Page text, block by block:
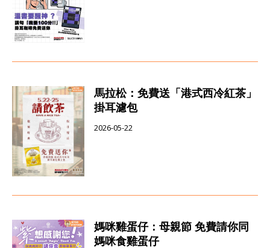
馬拉松：免費送「港式西冷紅茶」
掛耳濾包
2026-05-22
媽咪雞蛋仔：母親節 免費請你同
媽咪食雞蛋仔